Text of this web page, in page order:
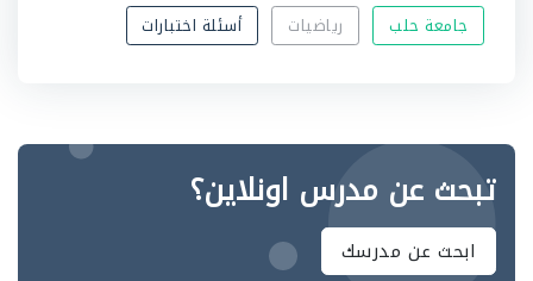
جامعة حلب رياضيات أسئلة اختبارات
تبحث عن مدرس اونلاين؟
ابحث عن مدرسك